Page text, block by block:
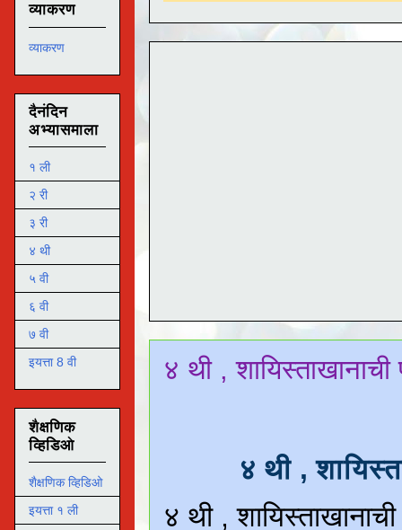
४ थी ,
४ थी ,
व्याकरण
व्याकरण
दैनंदिन
अभ्यासमाला
१ ली
२ री
३ री
४ थी
५ वी
६ वी
७ वी
इयत्ता 8 वी
शैक्षणिक
व्हिडिओ
शैक्षणिक व्हिडिओ
इयत्ता १ ली